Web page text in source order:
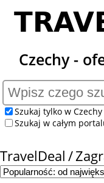
Czechy -
Szukaj tylko w Czechy
Szukaj w całym
TravelDeal